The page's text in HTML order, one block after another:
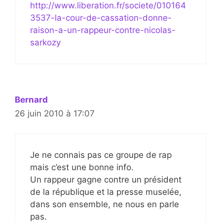
http://www.liberation.fr/societe/010164
3537-la-cour-de-cassation-donne-
raison-a-un-rappeur-contre-nicolas-
sarkozy
Bernard
26 juin 2010 à 17:07
Je ne connais pas ce groupe de rap
mais c’est une bonne info.
Un rappeur gagne contre un président
de la république et la presse muselée,
dans son ensemble, ne nous en parle
pas.